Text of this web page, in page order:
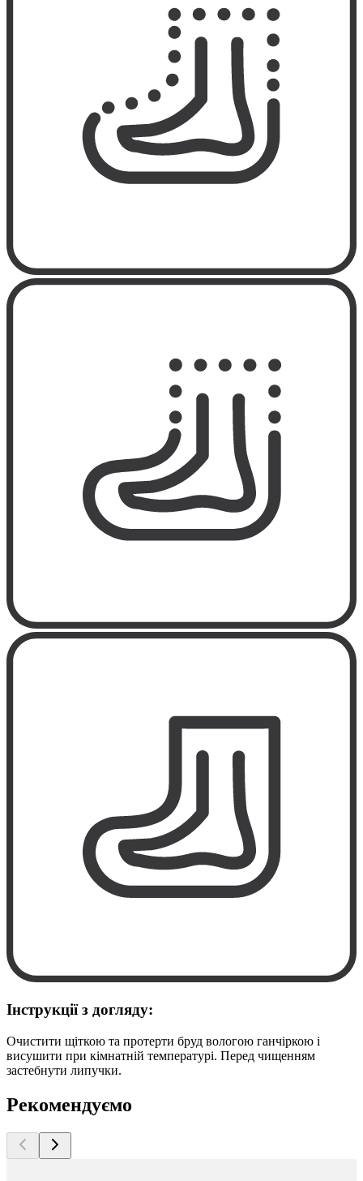
Інструкції з догляду:
Очистити щіткою та протерти бруд вологою ганчіркою і
висушити при кімнатній температурі. Перед чищенням
застебнути липучки.
Рекомендуємо